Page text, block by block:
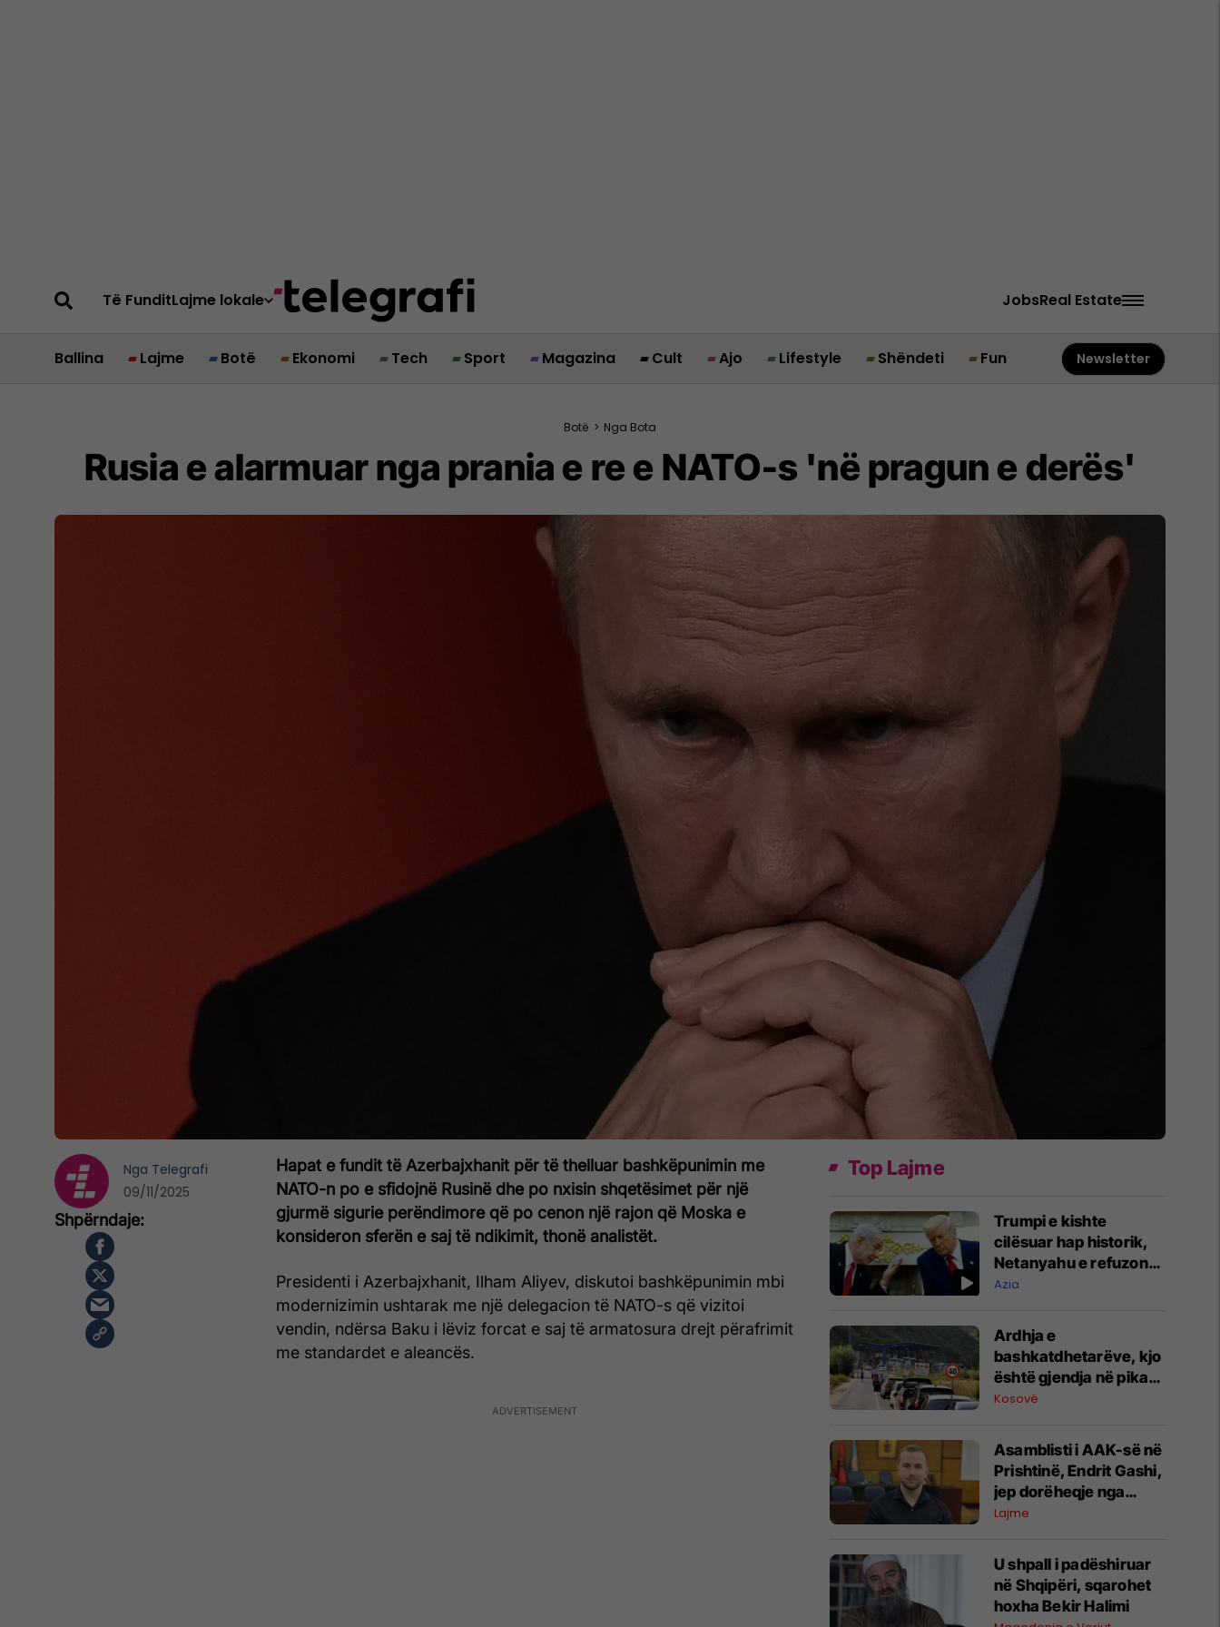
Të FunditLajme lokale JobsReal Estate
Ballina Lajme Botë Ekonomi Tech Sport Magazina Cult Ajo Lifestyle Shëndeti Fun Newsletter
Botë > Nga Bota
Rusia e alarmuar nga prania e re e NATO-s 'në pragun e derës'
Hapat e fundit të Azerbajxhanit për të thelluar bashkëpunimin me
NATO-n po e sfidojnë Rusinë dhe po nxisin shqetësimet për një
gjurmë sigurie perëndimore që po cenon një rajon që Moska e
konsideron sferën e saj të ndikimit, thonë analistët.
Presidenti i Azerbajxhanit, Ilham Aliyev, diskutoi bashkëpunimin mbi
modernizimin ushtarak me një delegacion të NATO-s që vizitoi
vendin, ndërsa Baku i lëviz forcat e saj të armatosura drejt përafrimit
me standardet e aleancës.
Nga Telegrafi
09/11/2025
Top Lajme
Trumpi e kishte
cilësuar hap historik,
Netanyahu e refuzon
marrëveshjen për
Azia
Ardhja e
bashkatdhetarëve, kjo
është gjendja në pikat
kufitare
Kosovë
Asamblisti i AAK-së në
Prishtinë, Endrit Gashi,
jep dorëheqje nga
partia
Lajme
U shpall i padëshiruar
në Shqipëri, sqarohet
hoxha Bekir Halimi